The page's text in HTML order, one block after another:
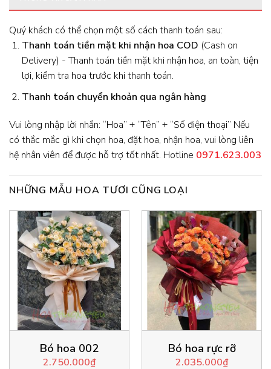
Quý khách có thể chọn một số cách thanh toán sau:
Thanh toán tiền mặt khi nhận hoa COD (Cash on
Delivery) - Thanh toán tiền mặt khi nhận hoa, an toàn, tiện
lợi, kiểm tra hoa trước khi thanh toán.
Thanh toán chuyển khoản qua ngân hàng
Vui lòng nhập lời nhắn: “Hoa” + “Tên” + “Số điện thoại” Nếu
có thắc mắc gì khi chọn hoa, đặt hoa, nhận hoa, vui lòng liên
hệ nhân viên để được hỗ trợ tốt nhất. Hotline 0971.623.003
NHỮNG MẪU HOA TƯƠI CŨNG LOẠI
Bó hoa 002
2.750.000₫
Bó hoa rực rỡ
2.035.000₫